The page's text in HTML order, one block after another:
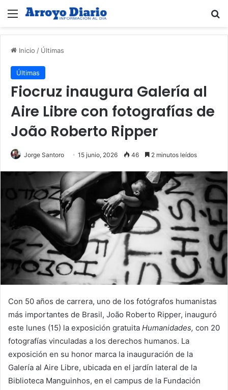
Menú
Inicio / Últimas
Últimas
Fiocruz inaugura Galería al
Aire Libre con fotografías de
João Roberto Ripper
Jorge Santoro 15 junio, 2026 46 2 minutos leídos
Con 50 años de carrera, uno de los fotógrafos humanistas
más importantes de Brasil, João Roberto Ripper, inauguró
este lunes (15) la exposición gratuita Humanidades, con 20
fotografías vinculadas a los derechos humanos. La
exposición en su honor marca la inauguración de la
Galería al Aire Libre, ubicada en el jardín lateral de la
Biblioteca Manguinhos, en el campus de la Fundación